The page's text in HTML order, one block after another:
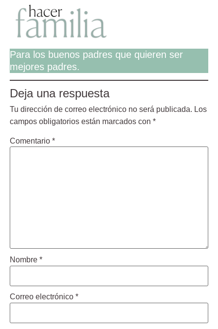
Para los buenos padres que quieren ser
mejores padres.
Deja una respuesta
Tu dirección de correo electrónico no será publicada. Los
campos obligatorios están marcados con *
Comentario *
Nombre *
Correo electrónico *